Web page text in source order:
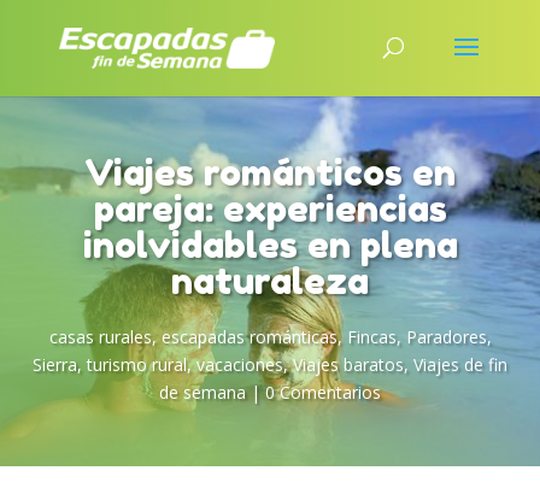
Viajes románticos en
pareja: experiencias
inolvidables en plena
naturaleza
casas rurales, escapadas románticas, Fincas, Paradores,
Sierra,turismo rural,vacaciones,Viajes baratos, Viajes de fin
de semana|0 Comentarios